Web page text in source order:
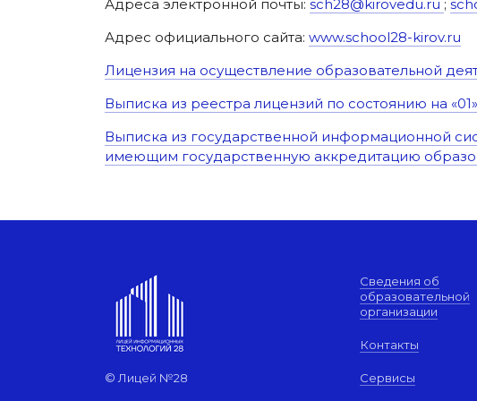
Адреса электронной почты: sch28@kirovedu.ru ;
Адрес официального сайта: www.school28-kirov.ru
Лицензия на осуществление образовательной
Выписка из реестра лицензий по состоянию на
Выписка из государственной информационной
имеющим государственную аккредитацию
© Лицей №28
Сведения об
образовательной
организации
Контакты
Сервисы